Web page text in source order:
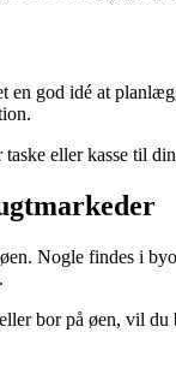
god idé at
eller kasse til
Nogle findes i
bor på øen, vil